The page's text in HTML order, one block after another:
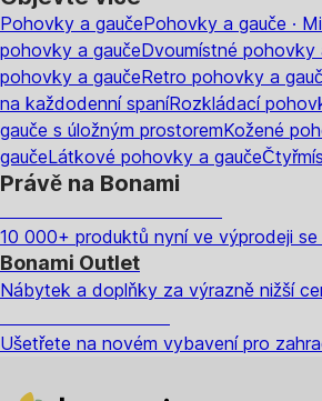
Pohovky a gaučePohovky a gauče ·
pohovky a gaučeDvoumístné pohovky
pohovky a gaučeRetro pohovky a
na každodenní spaníRozkládací
gauče s úložným prostoremKožené
gaučeLátkové pohovky a gauče
Právě na Bonami
10 000+ produktů nyní ve výprodeji
Bonami Outlet
Nábytek a doplňky za výrazně nižší
Ušetřete na novém vybavení pro